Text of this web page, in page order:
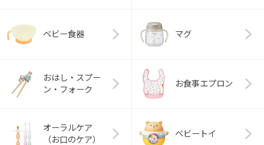
ベビー食器 マグ
おはし・スプー
ン・フォーク
お食事エプロン
オーラルケア
（お口のケア）
ベビートイ